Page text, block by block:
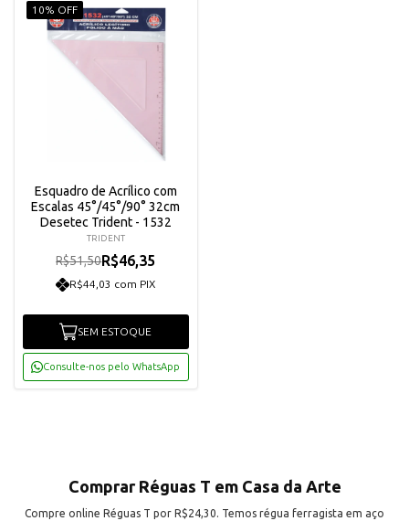
10% OFF
Esquadro de Acrílico com
Escalas 45°/45°/90° 32cm
Desetec Trident - 1532
TRIDENT
R$51,50R$46,35
R$44,03 com PIX
SEM ESTOQUE
Consulte-nos pelo WhatsApp
Comprar Réguas T em Casa da Arte
Compre online Réguas T por R$24,30. Temos régua ferragista em aço